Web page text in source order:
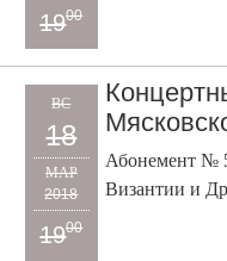
1900
ВС
18
МАР
2018
1900
Абонемент №
Византии и